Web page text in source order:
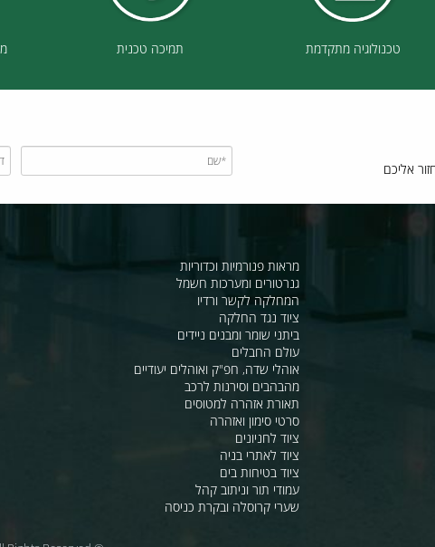
מתקדמת תמיכה טכנית מלאי
מראות פנורמיות וכדוריות
גנרטורים ומערכות חשמל
המחלקה לקשר ורדיו
ציוד נגד החלקה
ביתני שומר ומבנים ניידים
עולם החבלים
אוהלי שדה, חפ"ק ואוהלים יעודיים
מהבהבים וסירנות לרכב
תאורת אזהרה למטוסים
סרטי סימון ואזהרה
ציוד לחניונים
ציוד לאתרי בניה